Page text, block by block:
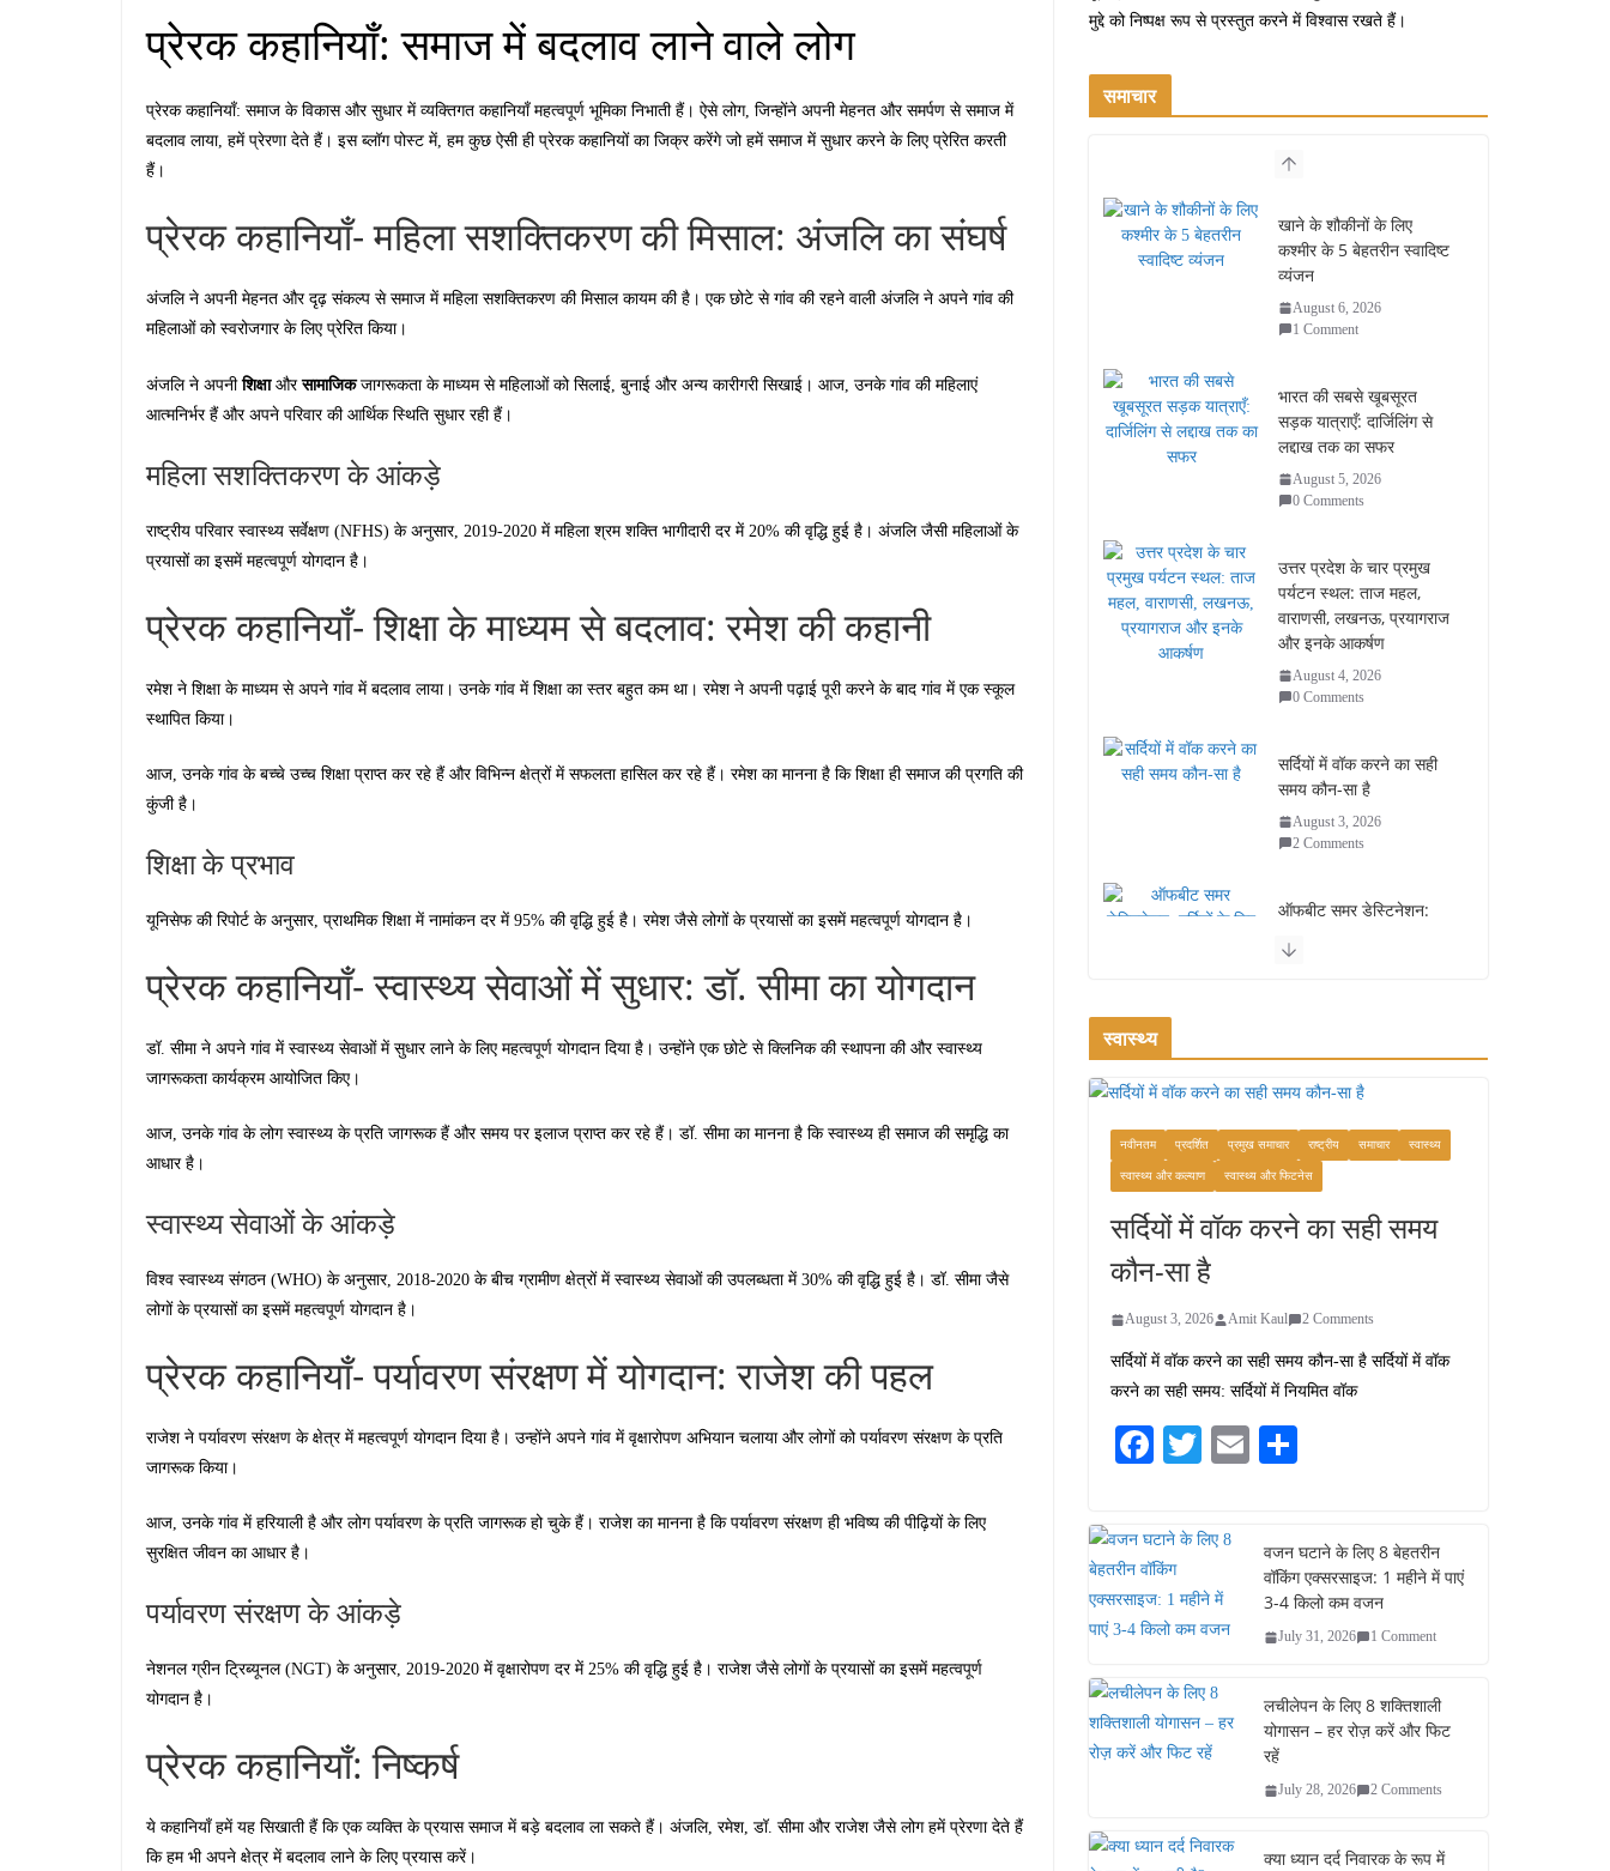
प्रेरक कहानियाँ: समाज में बदलाव लाने वाले लोग
प्रेरक कहानियाँ: समाज के विकास और सुधार में व्यक्तिगत कहानियाँ महत्वपूर्ण भूमिका निभाती हैं। ऐसे लोग, जिन्होंने अपनी मेहनत और समर्पण से समाज में
बदलाव लाया, हमें प्रेरणा देते हैं। इस ब्लॉग पोस्ट में, हम कुछ ऐसी ही प्रेरक कहानियों का जिक्र करेंगे जो हमें समाज में सुधार करने के लिए प्रेरित करती
हैं।
प्रेरक कहानियाँ- महिला सशक्तिकरण की मिसाल: अंजलि का संघर्ष
अंजलि ने अपनी मेहनत और दृढ़ संकल्प से समाज में महिला सशक्तिकरण की मिसाल कायम की है। एक छोटे से गांव की रहने वाली अंजलि ने अपने गांव की
महिलाओं को स्वरोजगार के लिए प्रेरित किया।
अंजलि ने अपनीशिक्षाऔरसामाजिकजागरूकता के माध्यम से महिलाओं को सिलाई, बुनाई और अन्य कारीगरी सिखाई। आज, उनके गांव की महिलाएं
आत्मनिर्भर हैं और अपने परिवार की आर्थिक स्थिति सुधार रही हैं।
महिला सशक्तिकरण के आंकड़े
राष्ट्रीय परिवार स्वास्थ्य सर्वेक्षण (NFHS) के अनुसार, 2019-2020 में महिला श्रम शक्ति भागीदारी दर में 20% की वृद्धि हुई है। अंजलि जैसी महिलाओं के
प्रयासों का इसमें महत्वपूर्ण योगदान है।
प्रेरक कहानियाँ- शिक्षा के माध्यम से बदलाव: रमेश की कहानी
रमेश ने शिक्षा के माध्यम से अपने गांव में बदलाव लाया। उनके गांव में शिक्षा का स्तर बहुत कम था। रमेश ने अपनी पढ़ाई पूरी करने के बाद गांव में एक स्कूल
स्थापित किया।
आज, उनके गांव के बच्चे उच्च शिक्षा प्राप्त कर रहे हैं और विभिन्न क्षेत्रों में सफलता हासिल कर रहे हैं। रमेश का मानना है कि शिक्षा ही समाज की प्रगति की
कुंजी है।
शिक्षा के प्रभाव
यूनिसेफ की रिपोर्ट के अनुसार, प्राथमिक शिक्षा में नामांकन दर में 95% की वृद्धि हुई है। रमेश जैसे लोगों के प्रयासों का इसमें महत्वपूर्ण योगदान है।
प्रेरक कहानियाँ- स्वास्थ्य सेवाओं में सुधार: डॉ. सीमा का योगदान
डॉ. सीमा ने अपने गांव में स्वास्थ्य सेवाओं में सुधार लाने के लिए महत्वपूर्ण योगदान दिया है। उन्होंने एक छोटे से क्लिनिक की स्थापना की और स्वास्थ्य
जागरूकता कार्यक्रम आयोजित किए।
आज, उनके गांव के लोग स्वास्थ्य के प्रति जागरूक हैं और समय पर इलाज प्राप्त कर रहे हैं। डॉ. सीमा का मानना है कि स्वास्थ्य ही समाज की समृद्धि का
आधार है।
स्वास्थ्य सेवाओं के आंकड़े
विश्व स्वास्थ्य संगठन (WHO) के अनुसार, 2018-2020 के बीच ग्रामीण क्षेत्रों में स्वास्थ्य सेवाओं की उपलब्धता में 30% की वृद्धि हुई है। डॉ. सीमा जैसे
लोगों के प्रयासों का इसमें महत्वपूर्ण योगदान है।
प्रेरक कहानियाँ- पर्यावरण संरक्षण में योगदान: राजेश की पहल
राजेश ने पर्यावरण संरक्षण के क्षेत्र में महत्वपूर्ण योगदान दिया है। उन्होंने अपने गांव में वृक्षारोपण अभियान चलाया और लोगों को पर्यावरण संरक्षण के प्रति
जागरूक किया।
आज, उनके गांव में हरियाली है और लोग पर्यावरण के प्रति जागरूक हो चुके हैं। राजेश का मानना है कि पर्यावरण संरक्षण ही भविष्य की पीढ़ियों के लिए
सुरक्षित जीवन का आधार है।
पर्यावरण संरक्षण के आंकड़े
नेशनल ग्रीन ट्रिब्यूनल (NGT) के अनुसार, 2019-2020 में वृक्षारोपण दर में 25% की वृद्धि हुई है। राजेश जैसे लोगों के प्रयासों का इसमें महत्वपूर्ण
योगदान है।
प्रेरक कहानियाँ: निष्कर्ष
ये कहानियाँ हमें यह सिखाती हैं कि एक व्यक्ति के प्रयास समाज में बड़े बदलाव ला सकते हैं। अंजलि, रमेश, डॉ. सीमा और राजेश जैसे लोग हमें प्रेरणा देते हैं
कि हम भी अपने क्षेत्र में बदलाव लाने के लिए प्रयास करें।
मुद्दे को निष्पक्ष रूप से प्रस्तुत करने में विश्वास रखते हैं।
समाचार
खाने के शौकीनों के लिए
कश्मीर के 5 बेहतरीन स्वादिष्ट
व्यंजन
August 6, 2026
1 Comment
भारत की सबसे खूबसूरत
सड़क यात्राएँ: दार्जिलिंग से
लद्दाख तक का सफर
August 5, 2026
0 Comments
उत्तर प्रदेश के चार प्रमुख
पर्यटन स्थल: ताज महल,
वाराणसी, लखनऊ, प्रयागराज
और इनके आकर्षण
August 4, 2026
0 Comments
सर्दियों में वॉक करने का सही
समय कौन-सा है
August 3, 2026
2 Comments
ऑफबीट समर डेस्टिनेशन:
जगहें – भीड़ से दूर छुट्टियां
कश्मीर यात्रा गाइड:
प्राकृतिक सुंदरता और
स्वादिष्ट भोजन का अनूठा संगम
August 1, 2026
1 Comment
16 ज़रूरी कीबोर्ड शॉर्टकट्स
जो आपकी उत्पादकता को
दोगुना कर देंगे
स्वास्थ्य
नवीनतम प्रदर्शित प्रमुख समाचार राष्ट्रीय समाचार स्वास्थ्य
स्वास्थ्य और कल्याण स्वास्थ्य और फिटनेस
सर्दियों में वॉक करने का सही समय
कौन-सा है
August 3, 2026 Amit Kaul 2 Comments
सर्दियों में वॉक करने का सही समय कौन-सा है सर्दियों में वॉक
करने का सही समय: सर्दियों में नियमित वॉक
Fa
bo
ok
T
tte
r
E
वजन घटाने के लिए 8 बेहतरीन
वॉकिंग एक्सरसाइज: 1 महीने में पाएं
3-4 किलो कम वजन
July 31, 2026 1 Comment
लचीलेपन के लिए 8 शक्तिशाली
योगासन – हर रोज़ करें और फिट
रहें
July 28, 2026 2 Comments
क्या ध्यान दर्द निवारक के रूप में